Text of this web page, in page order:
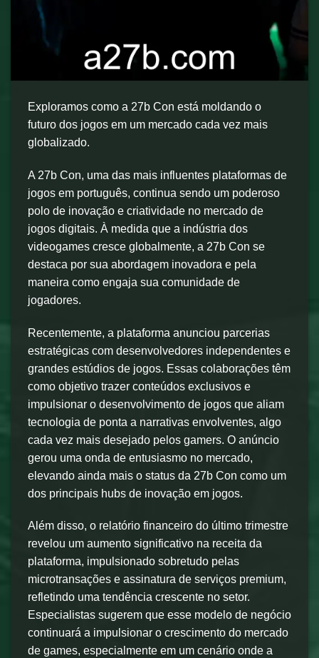
Exploramos como a 27b Con está moldando o
futuro dos jogos em um mercado cada vez mais
globalizado.
A 27b Con, uma das mais influentes plataformas de
jogos em português, continua sendo um poderoso
polo de inovação e criatividade no mercado de
jogos digitais. À medida que a indústria dos
videogames cresce globalmente, a 27b Con se
destaca por sua abordagem inovadora e pela
maneira como engaja sua comunidade de
jogadores.
Recentemente, a plataforma anunciou parcerias
estratégicas com desenvolvedores independentes e
grandes estúdios de jogos. Essas colaborações têm
como objetivo trazer conteúdos exclusivos e
impulsionar o desenvolvimento de jogos que aliam
tecnologia de ponta a narrativas envolventes, algo
cada vez mais desejado pelos gamers. O anúncio
gerou uma onda de entusiasmo no mercado,
elevando ainda mais o status da 27b Con como um
dos principais hubs de inovação em jogos.
Além disso, o relatório financeiro do último trimestre
revelou um aumento significativo na receita da
plataforma, impulsionado sobretudo pelas
microtransações e assinatura de serviços premium,
refletindo uma tendência crescente no setor.
Especialistas sugerem que esse modelo de negócio
continuará a impulsionar o crescimento do mercado
de games, especialmente em um cenário onde a